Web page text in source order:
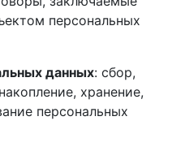
персональных
данных: сбор,
хранение,
персональных